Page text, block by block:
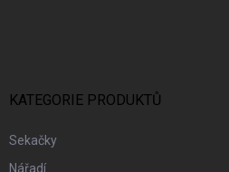
KATEGORIE PRODUKTŮ
Sekačky
Nářadí